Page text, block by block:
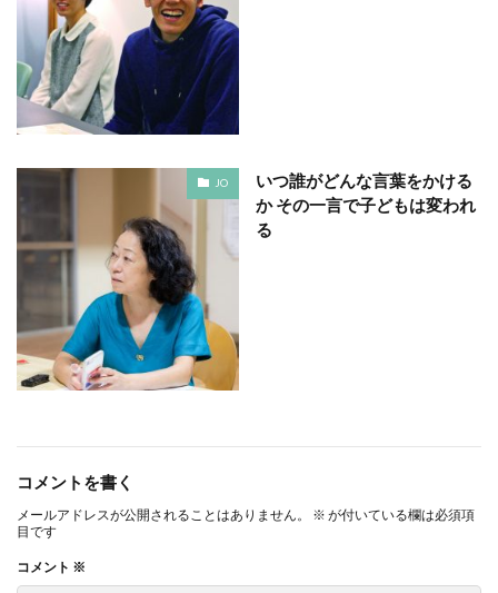
JO
いつ誰がどんな言葉をかける
か その一言で子どもは変われ
る
コメントを書く
メールアドレスが公開されることはありません。 ※ が付いている欄は必須項
目です
コメント ※
メディア・ユニバーサル・デザイン
メディアクリエーション
メモ帳
メンタルヘルス
モノトーン
ものを大切に
ヨコハマSDGs文化祭
よこはまグッド・バランス賞
よこはま共創コンソーシアム
よこはま日本語学習センター
ラジオ
ラテン語
ランサムウェア対策
ランチ
リスクアセスメント
リスク回避
レインボーカラー
ロゴの色
ロシア
ロジカルシンキング
ロマンス詐欺